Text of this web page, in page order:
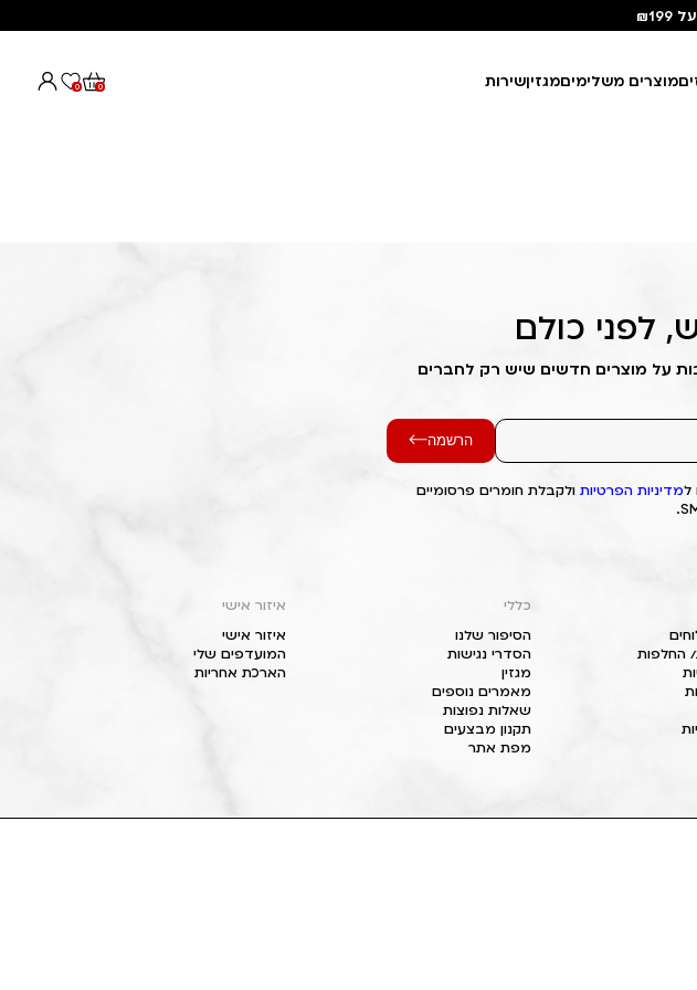
מוצרים משלימיםמגזיןשירות 0
0
לפני כולם
על מוצרים חדשים שיש רק לחברים
הרשמה
למדיניות הפרטיות ולקבלת חומרים פרסומיים
החלפות
כללי
הסיפור שלנו
הסדרי נגישות
מגזין
מאמרים נוספים
שאלות נפוצות
תקנון מבצעים
מפת אתר
איזור אישי
איזור אישי
המועדפים שלי
הארכת אחריות